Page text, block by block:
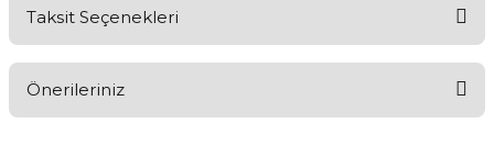
Taksit Seçenekleri
Önerileriniz